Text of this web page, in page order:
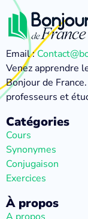
Email :
Venez apprendre
Bonjour de
professeurs et
Catégories
Cours
Synonymes
Conjugaison
Exercices
À propos